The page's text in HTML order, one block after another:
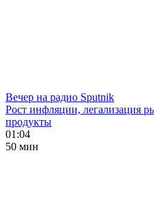
Вечер на радио Sputnik
Рост инфляции, легализация
продукты
01:04
50 мин